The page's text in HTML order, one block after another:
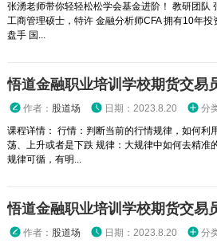
张湧老师带你轻轻松松学会基金进阶！ 教研团队
工商管理硕士，特许 金融分析师CFA 拥有10年
盘手 国...
作者： 股道场 日期：2023.8.20 分
课程详情： 行情：判断当前的行情规律，如何利
荡、上升或者是下跌 规律：大规律中如何去精准
规律可循，有明...
作者： 股道场 日期：2023.8.20 分